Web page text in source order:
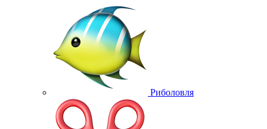
Риболовля